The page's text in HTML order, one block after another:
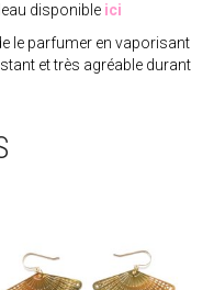
disponible ici
le parfumer en vaporisant
et très agréable durant